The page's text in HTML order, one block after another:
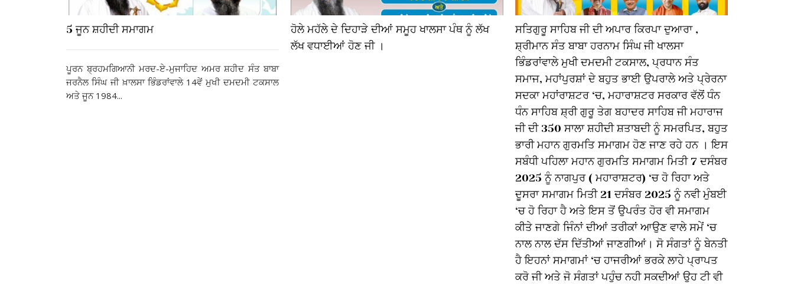
5 ਜੂਨ ਸ਼ਹੀਦੀ ਸਮਾਗਮ
ਪੂਰਨ ਬ੍ਰਹਮਗਿਆਨੀ ਮਰਦ-ਏ-ਮੁਜਾਹਿਦ ਅਮਰ ਸ਼ਹੀਦ ਸੰਤ ਬਾਬਾ
ਜਰਨੈਲ ਸਿੰਘ ਜੀ ਖ਼ਾਲਸਾ ਭਿੰਡਰਾਂਵਾਲੇ 14ਵੇਂ ਮੁਖੀ ਦਮਦਮੀ ਟਕਸਾਲ
ਅਤੇ ਜੂਨ 1984...
ਹੋਲੇ ਮਹੱਲੇ ਦੇ ਦਿਹਾੜੇ ਦੀਆਂ ਸਮੂਹ ਖਾਲਸਾ ਪੰਥ ਨੂੰ ਲੱਖ
ਲੱਖ ਵਧਾਈਆਂ ਹੋਣ ਜੀ ।
ਸਤਿਗੁਰੂ ਸਾਹਿਬ ਜੀ ਦੀ ਅਪਾਰ ਕਿਰਪਾ ਦੁਆਰਾ ,
ਸ਼੍ਰੀਮਾਨ ਸੰਤ ਬਾਬਾ ਹਰਨਾਮ ਸਿੰਘ ਜੀ ਖਾਲਸਾ
ਭਿੰਡਰਾਂਵਾਲੇ ਮੁਖੀ ਦਮਦਮੀ ਟਕਸਾਲ, ਪ੍ਰਧਾਨ ਸੰਤ
ਸਮਾਜ, ਮਹਾਂਪੁਰਸ਼ਾਂ ਦੇ ਬਹੁਤ ਭਾਈ ਉਪਰਾਲੇ ਅਤੇ ਪ੍ਰੇਰਨਾ
ਸਦਕਾ ਮਹਾਂਰਾਸ਼ਟਰ ‘ਚ, ਮਹਾਰਾਸ਼ਟਰ ਸਰਕਾਰ ਵੱਲੋਂ ਧੰਨ
ਧੰਨ ਸਾਹਿਬ ਸ਼੍ਰੀ ਗੁਰੂ ਤੇਗ ਬਹਾਦਰ ਸਾਹਿਬ ਜੀ ਮਹਾਰਾਜ
ਜੀ ਦੀ 350 ਸਾਲਾ ਸ਼ਹੀਦੀ ਸ਼ਤਾਬਦੀ ਨੂੰ ਸਮਰਪਿਤ, ਬਹੁਤ
ਭਾਰੀ ਮਹਾਨ ਗੁਰਮਤਿ ਸਮਾਗਮ ਹੋਣ ਜਾਣ ਰਹੇ ਹਨ । ਇਸ
ਸਬੰਧੀ ਪਹਿਲਾ ਮਹਾਨ ਗੁਰਮਤਿ ਸਮਾਗਮ ਮਿਤੀ 7 ਦਸੰਬਰ
2025 ਨੂੰ ਨਾਗਪੁਰ ( ਮਹਾਰਾਸ਼ਟਰ) ‘ਚ ਹੋ ਰਿਹਾ ਅਤੇ
ਦੂਸਰਾ ਸਮਾਗਮ ਮਿਤੀ 21 ਦਸੰਬਰ 2025 ਨੂੰ ਨਵੀ ਮੁੰਬਈ
‘ਚ ਹੋ ਰਿਹਾ ਹੈ ਅਤੇ ਇਸ ਤੋਂ ਉਪਰੰਤ ਹੋਰ ਵੀ ਸਮਾਗਮ
ਕੀਤੇ ਜਾਣਗੇ ਜਿੰਨਾਂ ਦੀਆਂ ਤਰੀਕਾਂ ਆਉਣ ਵਾਲੇ ਸਮੇਂ ‘ਚ
ਨਾਲ ਨਾਲ ਦੱਸ ਦਿੱਤੀਆਂ ਜਾਣਗੀਆਂ। ਸੋ ਸੰਗਤਾਂ ਨੂੰ ਬੇਨਤੀ
ਹੈ ਇਹਨਾਂ ਸਮਾਗਮਾਂ ‘ਚ ਹਾਜਰੀਆਂ ਭਰਕੇ ਲਾਹੇ ਪ੍ਰਾਪਤ
ਕਰੋ ਜੀ ਅਤੇ ਜੋ ਸੰਗਤਾਂ ਪਹੁੰਚ ਨਹੀ ਸਕਦੀਆਂ ਉਹ ਟੀ ਵੀ